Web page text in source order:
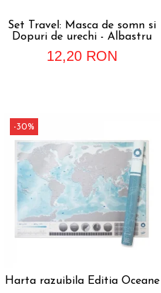
Set Travel: Masca de somn si
Dopuri de urechi - Albastru
12,20 RON
-30%
Harta razuibila Editia Oceane